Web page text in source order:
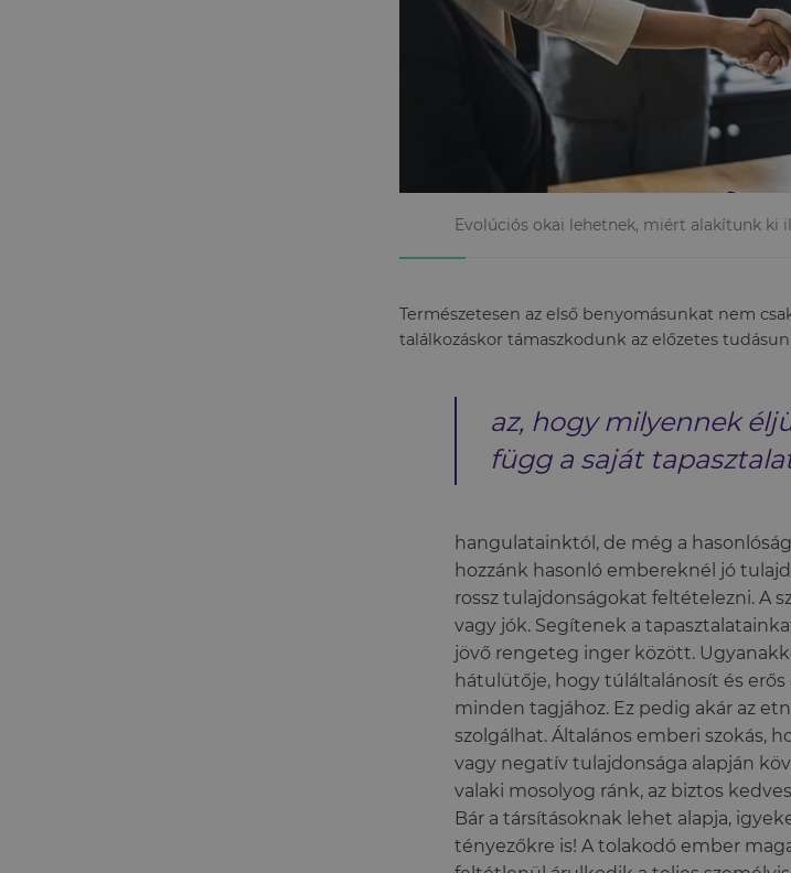
Evolúciós okai lehetnek, miért alakítunk ki
Természetesen az első benyomásunkat nem
találkozáskor támaszkodunk az előzetes
az, hogy milyennek
függ a saját
hangulatainktól, de még a
hozzánk hasonló embereknél jó
rossz tulajdonságokat feltételezni. A
vagy jók. Segítenek a
jövő rengeteg inger között.
hátulütője, hogy túláltalánosít és
minden tagjához. Ez pedig akár az
szolgálhat. Általános emberi szokás,
vagy negatív tulajdonsága alapján
valaki mosolyog ránk, az biztos
Bár a társításoknak lehet alapja,
tényezőkre is! A tolakodó ember